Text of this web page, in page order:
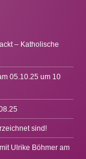
– Katholische
05.10.25 um 10
sind!
Ulrike Böhmer am